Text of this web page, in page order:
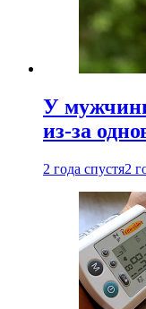
У
из-за
2 года спустя2